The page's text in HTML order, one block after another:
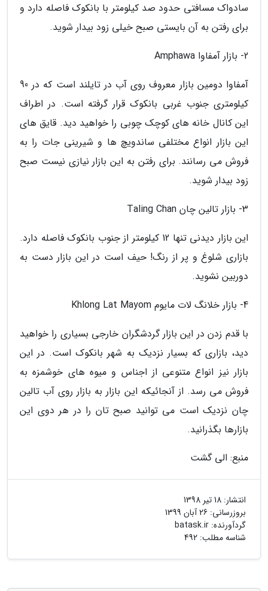
سادواک مسافتی حدود صد کیلومتر با بانکوک فاصله دارد و
برای رفتن به آن بایستی صبح خیلی زود بیدار شوید.
2- بازار آمفاوا Amphawa
آمفاوا دومین بازار معروف روی آب در تایلند است که در 90
کیلومتری جنوب غربی بانکوک قرار گرفته است. در اطراف
این کانال خانه های کوچک چوبی را خواهید دید. قایق های
این بازار انواع مختلفی ساندویچ ها و شیرینی جات را به
فروش می رسانند. برای رفتن به این بازار نیازی نیست صبح
زود بیدار شوید.
3- بازار تالین چان Taling Chan
این بازار دیدنی تنها 12 کیلومتر از جنوب بانکوک فاصله دارد.
بازاری شلوغ و پر از رنگ! حیف است در این بازار دست به
دوربین نشوید.
4- بازار خلانگ لات مایوم Khlong Lat Mayom
با قدم زدن در این بازار گردشگران خارجی بسیاری را خواهید
دید، بازاری که بسیار نزدیک به شهر بانکوک است. در این
بازار نیز انواع متنوعی از اجناس و میوه های خوشمزه به
فروش می رسد. از آنجائیکه این بازار به بازار روی آب تالین
چان نزدیک است می توانید صبح تان را در هر دوی این
بازارها بگذرانید.
منبع: الی گشت
انتشار: 18 تیر 1398
بروزرسانی: 26 آبان 1399
گردآورنده: batask.ir
شناسه مطلب: 492